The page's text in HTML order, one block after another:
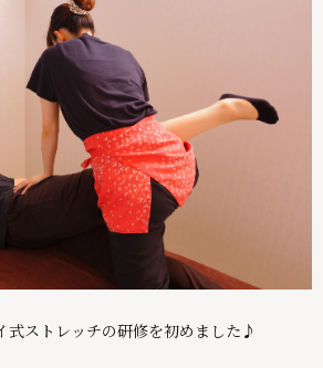
式ストレッチの研修を初めました♪